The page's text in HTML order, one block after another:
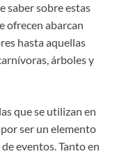
saber sobre estas
ofrecen abarcan
hasta aquellas
árboles y
que se utilizan en
ser un elemento
eventos. Tanto en